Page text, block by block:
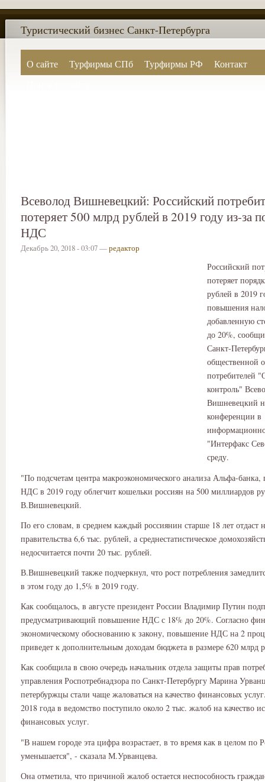
О сайте Турфирмы СПб Турфирмы РФ
Контакт
Туристический бизнес Санкт-Петербурга
Всеволод Вишневецкий: Российский
потеряет 500 млрд рублей в 2019 году из-за
НДС
Декабрь 20, 2018 - 03:07 —редактор
Российский
потеряет
рублей в 2019
повышения
добавленную
до 20%,
Санкт-
общественной
потребителей
контроль"
Вишневецкий
конференции в
"Интерфакс
среду.
"По подсчетам центра макроэкономического анализа Альфа-
НДС в 2019 году облегчит кошельки россиян на 500 миллиардов
В.Вишневецкий.
По его словам, в среднем каждый россиянин старше 18 лет отдаст
правительства 6,6 тыс. рублей, а среднестатистическое
недосчитается почти 20 тыс. рублей.
В.Вишневецкий также подчеркнул, что рост потребления
в этом году до 1,5% в 2019 году.
Как сообщалось, в августе президент России Владимир Путин
предусматривающий повышение НДС с 18% до 20%. Согласно
экономическому обоснованию к закону, повышение НДС на 2
приведет к дополнительным доходам бюджета в размере 620 млрд
Как сообщила в свою очередь начальник отдела защиты прав
управления Роспотребнадзора по Санкт-Петербургу Марина
петербуржцы стали чаще жаловаться на качество финансовых
2018 года в ведомство поступило около 2 тыс. жалоб на качество
финансовых услуг.
"В нашем городе эта цифра возрастает, в то время как в целом по
уменьшается", - сказала М.Урванцева.
Она отметила, что причиной жалоб остается неспособность